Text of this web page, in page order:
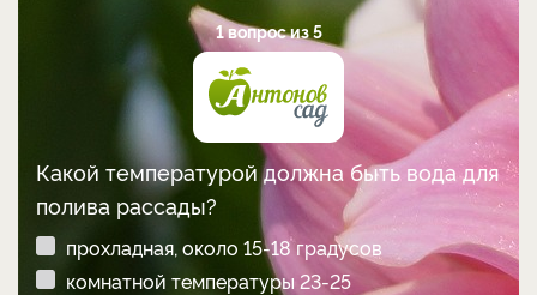
1 вопрос из 5
Какой температурой должна быть вода для
полива рассады?
прохладная, около 15-18 градусов
комнатной температуры 23-25